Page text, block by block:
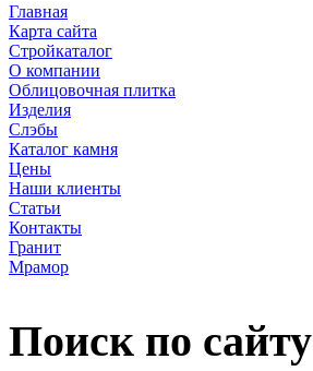
Главная
Карта сайта
Стройкаталог
О компании
Облицовочная плитка
Изделия
Слэбы
Каталог камня
Цены
Наши клиенты
Статьи
Контакты
Гранит
Мрамор
Поиск по сайту